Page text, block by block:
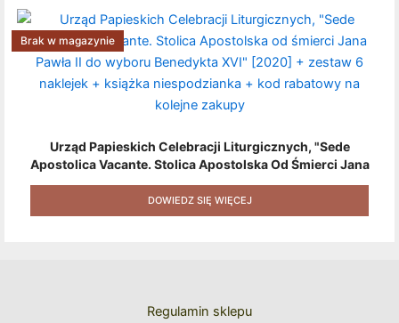
Urząd Papieskich Celebracji Liturgicznych, "Sede
Apostolica Vacante. Stolica Apostolska Od Śmierci Jana
Pawła II Do Wyboru Benedykta XVI" [2020] + Zestaw 6
Naklejek + Książka Niespodzianka + Kod Rabatowy Na
Kolejne Zakupy
Brak w magazynie
DOWIEDZ SIĘ WIĘCEJ
Regulamin sklepu